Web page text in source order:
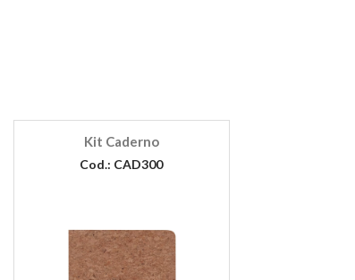
Kit Caderno
Cod.: CAD300